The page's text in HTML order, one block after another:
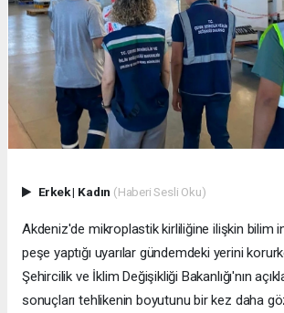
Erkek| Kadın (Haberi Sesli Oku)
Akdeniz'de mikroplastik kirliliğine ilişkin bilim
peşe yaptığı uyarılar gündemdeki yerini
Şehircilik ve İklim Değişikliği Bakanlığı'nın
sonuçları tehlikenin boyutunu bir kez daha